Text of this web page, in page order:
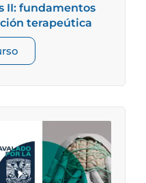
II: fundamentos
terapeútica